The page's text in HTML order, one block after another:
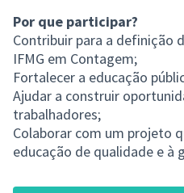
Por que participar?
Contribuir para a definição
IFMG em Contagem;
Fortalecer a educação
Ajudar a construir
trabalhadores;
Colaborar com um projeto
educação de qualidade e à